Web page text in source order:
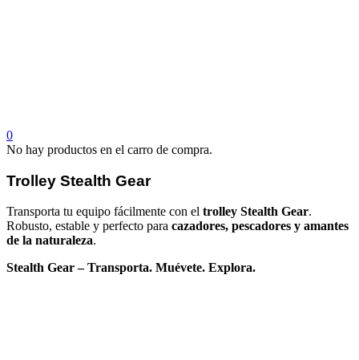
0
No hay productos en el carro de compra.
Trolley Stealth Gear
Transporta tu equipo fácilmente con el trolley Stealth Gear.
Robusto, estable y perfecto para cazadores, pescadores y amantes
de la naturaleza.
Stealth Gear – Transporta. Muévete. Explora.